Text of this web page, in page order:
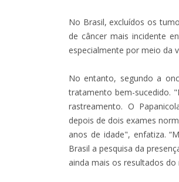
No Brasil, excluídos os
de câncer mais incidente
especialmente por meio da
No entanto, segundo a
tratamento bem-sucedido.
rastreamento. O
depois de dois exames
anos de idade", enfatiza.
Brasil a pesquisa da
ainda mais os resultados